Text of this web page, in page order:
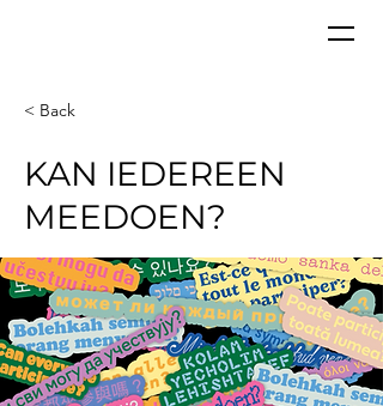
< Back
KAN IEDEREEN
MEEDOEN?